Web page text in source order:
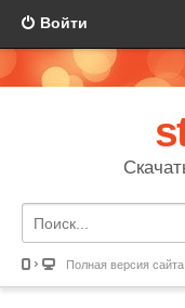
Войти
Полная версия сайта